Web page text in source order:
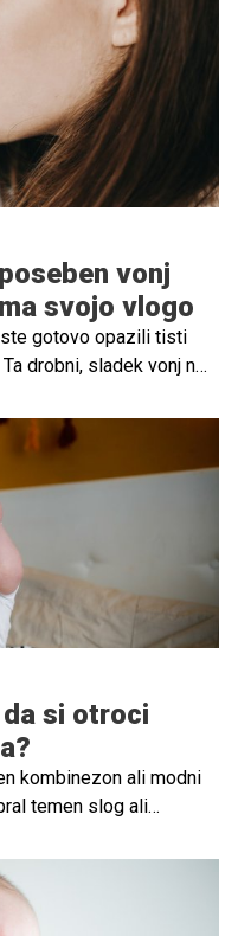
za pogovor tudi
vonj
svojo vlogo
ste gotovo opazili tisti
drobni, sladek vonj ni
starši in otrokom.
si otroci
kombinezon ali modni
temen slog ali
samostojnosti. V
dobro otrokom
ter kako lahko